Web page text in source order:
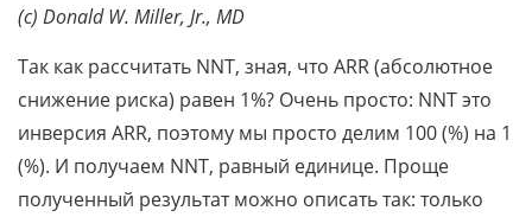
(c) Donald W. Miller, Jr., MD
Так как рассчитать NNT, зная, что ARR (абсолютное
снижение риска) равен 1%? Очень просто: NNT это
инверсия ARR, поэтому мы просто делим 100 (%) на 1
(%). И получаем NNT, равный единице. Проще
полученный результат можно описать так: только